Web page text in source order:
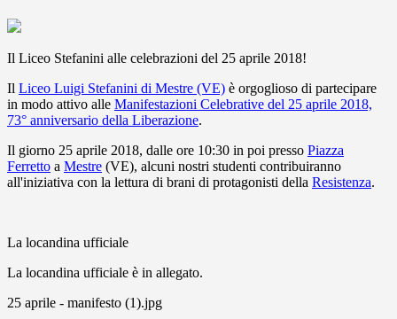
Il Liceo Stefanini alle celebrazioni del 25 aprile 2018!
Il Liceo Luigi Stefanini di Mestre (VE) è orgoglioso di partecipare
in modo attivo alle Manifestazioni Celebrative del 25 aprile 2018,
73° anniversario della Liberazione.
Il giorno 25 aprile 2018, dalle ore 10:30 in poi presso Piazza
Ferretto a Mestre (VE), alcuni nostri studenti contribuiranno
all'iniziativa con la lettura di brani di protagonisti della Resistenza.
La locandina ufficiale
La locandina ufficiale è in allegato.
25 aprile - manifesto (1).jpg